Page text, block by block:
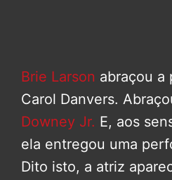
Brie Larson abraçou a
Carol Danvers.
Downey Jr. E, aos
ela entregou uma
Dito isto, a atriz